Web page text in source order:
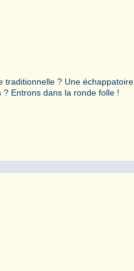
traditionnelle ? Une échappatoire
Entrons dans la ronde folle !